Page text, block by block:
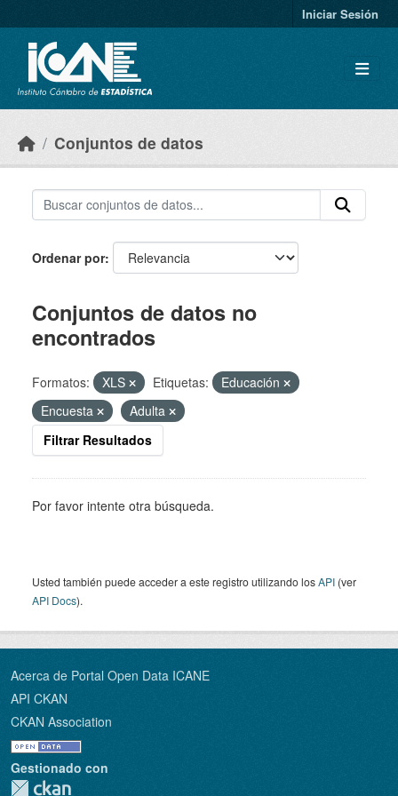
Iniciar Sesión
Conjuntos de datos
Ordenar por
Conjuntos de datos no
encontrados
Formatos: XLS Etiquetas:
Educación
Encuesta
Adulta
Filtrar Resultados
Por favor intente otra búsqueda.
Usted también puede acceder a este registro utilizando losAPI (ver
API Docs).
Acerca de Portal Open Data ICANE
API CKAN
CKAN Association
Gestionado con